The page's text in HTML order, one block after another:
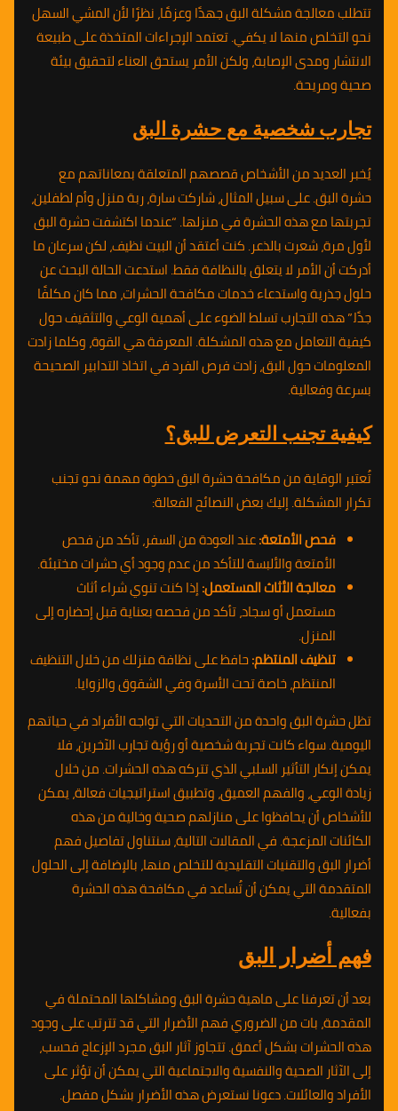
تتطلب معالجة مشكلة البق جهدًا وعزمًا، نظرًا لأن المشي السهل
نحو التخلص منها لا يكفي. تعتمد الإجراءات المتخذة على طبيعة
الانتشار ومدى الإصابة، ولكن الأمر يستحق العناء لتحقيق بيئة
صحية ومريحة.
تجارب شخصية مع حشرة البق
يُخبر العديد من الأشخاص قصصهم المتعلقة بمعاناتهم مع
حشرة البق. على سبيل المثال، شاركت سارة، ربة منزل وأم لطفلين،
تجربتها مع هذه الحشرة في منزلها. “عندما اكتشفت حشرة البق
لأول مرة، شعرت بالذعر. كنت أعتقد أن البيت نظيف، لكن سرعان ما
أدركت أن الأمر لا يتعلق بالنظافة فقط. استدعت الحالة البحث عن
حلول جذرية واستدعاء خدمات مكافحة الحشرات، مما كان مكلفًا
جدًا.” هذه التجارب تسلط الضوء على أهمية الوعي والتثقيف حول
كيفية التعامل مع هذه المشكلة. المعرفة هي القوة، وكلما زادت
المعلومات حول البق، زادت فرص الفرد في اتخاذ التدابير الصحيحة
بسرعة وفعالية.
كيفية تجنب التعرض للبق؟
تُعتبر الوقاية من مكافحة حشرة البق خطوة مهمة نحو تجنب
تكرار المشكلة. إليك بعض النصائح الفعالة:
فحص الأمتعة:عند العودة من السفر، تأكد من فحص
الأمتعة والألبسة للتأكد من عدم وجود أي حشرات مختبئة.
معالجة الأثاث المستعمل:إذا كنت تنوي شراء أثاث
مستعمل أو سجاد، تأكد من فحصه بعناية قبل إحضاره إلى
المنزل.
تنظيف المنتظم:حافظ على نظافة منزلك من خلال التنظيف
المنتظم، خاصة تحت الأسرة وفي الشقوق والزوايا.
تظل حشرة البق واحدة من التحديات التي تواجه الأفراد في حياتهم
اليومية. سواء كانت تجربة شخصية أو رؤية تجارب الآخرين، فلا
يمكن إنكار التأثير السلبي الذي تتركه هذه الحشرات. من خلال
زيادة الوعي، والفهم العميق، وتطبيق استراتيجيات فعالة، يمكن
للأشخاص أن يحافظوا على منازلهم صحية وخالية من هذه
الكائنات المزعجة. في المقالات التالية، سنتناول تفاصيل فهم
أضرار البق والتقنيات التقليدية للتخلص منها، بالإضافة إلى الحلول
المتقدمة التي يمكن أن تُساعد في مكافحة هذه الحشرة
بفعالية.
فهم أضرار البق
بعد أن تعرفنا على ماهية حشرة البق ومشاكلها المحتملة في
المقدمة، بات من الضروري فهم الأضرار التي قد تترتب على وجود
هذه الحشرات بشكل أعمق. تتجاوز آثار البق مجرد الإزعاج فحسب،
إلى الآثار الصحية والنفسية والاجتماعية التي يمكن أن تؤثر على
الأفراد والعائلات. دعونا نستعرض هذه الأضرار بشكل مفصل.